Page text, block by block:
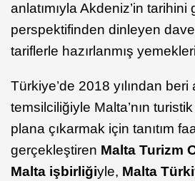
anlatımıyla Akdeniz’in tarihini
perspektifinden dinleyen
tariflerle hazırlanmış
Türkiye’de 2018 yılından beri
temsilciliğiyle Malta’nın
plana çıkarmak için tanıtım
gerçekleştiren Malta Turizm
Malta işbirliğiyle, Malta